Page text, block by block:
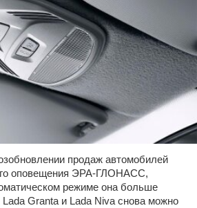
продаж автомобилей
оповещения ЭРА-ГЛОНАСС,
режиме она больше
Granta и Lada Niva снова можно